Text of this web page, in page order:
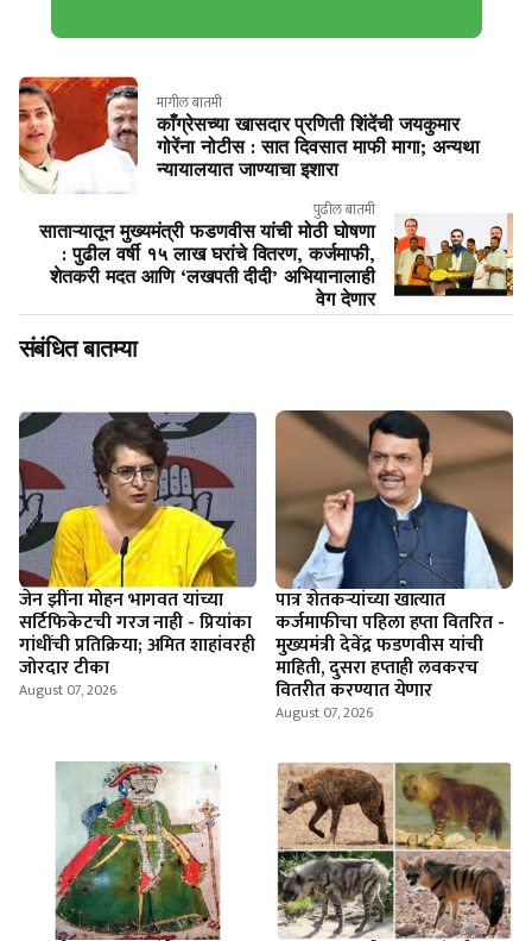
मागील बातमी
काँग्रेसच्या खासदार प्रणिती शिंदेंची जयकुमार
गोरेंना नोटीस : सात दिवसात माफी मागा; अन्यथा
न्यायालयात जाण्याचा इशारा
पुढील बातमी
साताऱ्यातून मुख्यमंत्री फडणवीस यांची मोठी घोषणा
: पुढील वर्षी १५ लाख घरांचे वितरण, कर्जमाफी,
शेतकरी मदत आणि ‘लखपती दीदी’ अभियानालाही
वेग देणार
संबंधित बातम्या
जेन झींना मोहन भागवत यांच्या
सर्टिफिकेटची गरज नाही - प्रियांका
गांधींची प्रतिक्रिया; अमित शाहांवरही
जोरदार टीका
August 07, 2026
पात्र शेतकऱ्यांच्या खात्यात
कर्जमाफीचा पहिला हप्ता वितरित -
मुख्यमंत्री देवेंद्र फडणवीस यांची
माहिती, दुसरा हप्ताही लवकरच
वितरीत करण्यात येणार
August 07, 2026